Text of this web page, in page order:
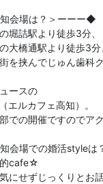
会場は？＞ーーー◆
堀詰駅より徒歩3分、
大橋通駅より徒歩3分
を挟んでじゅん歯科
ースの
エルカフェ高知）。
での開催ですのでア
会場での婚活styleは
的cafe☆
にせずじっくりとお